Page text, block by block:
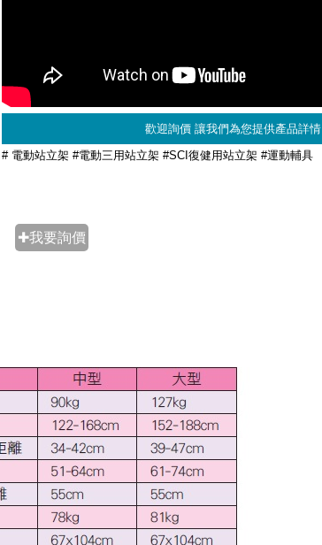
歡迎詢價 讓我們為您提供產品詳情
# 電動站立架 #電動三用站立架 #SCI復健用站立架 #運動輔具
✚我要詢價